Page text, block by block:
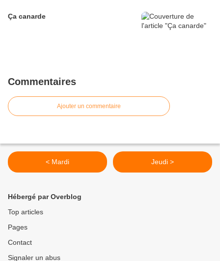
Ça canarde
Commentaires
Ajouter un commentaire
< Mardi Jeudi >
Hébergé par Overblog
Top articles
Pages
Contact
Signaler un abus